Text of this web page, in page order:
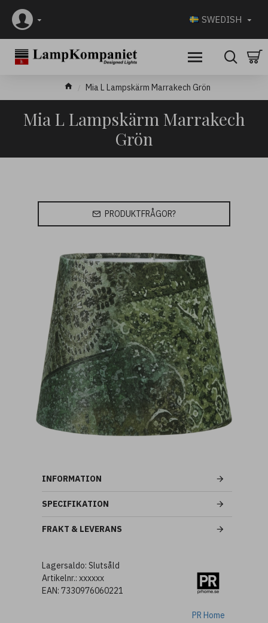
SWEDISH
Mia L Lampskärm Marrakech Grön
Mia L Lampskärm Marrakech
Grön
PRODUKTFRÅGOR?
INFORMATION
SPECIFIKATION
FRAKT & LEVERANS
Lagersaldo: Slutsåld
Artikelnr.: xxxxxx
EAN: 7330976060221
PR Home